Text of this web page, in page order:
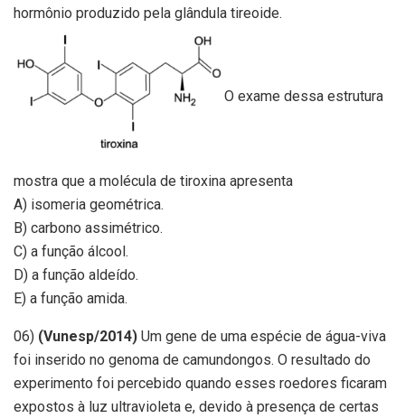
hormônio produzido pela glândula tireoide.
O exame dessa estrutura
mostra que a molécula de tiroxina apresenta
A) isomeria geométrica.
B) carbono assimétrico.
C) a função álcool.
D) a função aldeído.
E) a função amida.
06) (Vunesp/2014) Um gene de uma espécie de água-viva
foi inserido no genoma de camundongos. O resultado do
experimento foi percebido quando esses roedores ficaram
expostos à luz ultravioleta e, devido à presença de certas